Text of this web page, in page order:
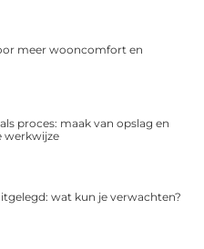
meer wooncomfort en
proces: maak van opslag en
werkwijze
wat kun je verwachten?